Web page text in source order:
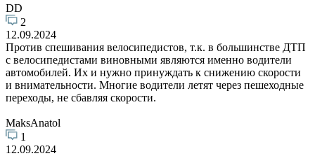
DD
2
12.09.2024
Против спешивания велосипедистов, т.к. в большинстве ДТП
с велосипедистами виновными являются именно водители
автомобилей. Их и нужно принуждать к снижению скорости
и внимательности. Многие водители летят через пешеходные
переходы, не сбавляя скорости.
MaksAnatol
1
12.09.2024